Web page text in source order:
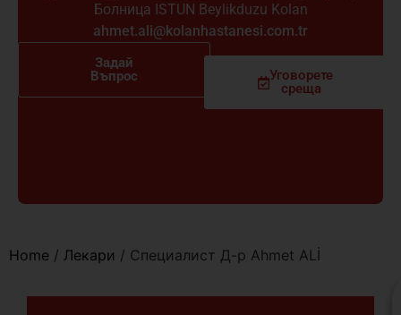
Болница ISTUN Beylikduzu Kolan
ahmet.ali@kolanhastanesi.com.tr
Задай
Въпрос
Уговорете
среща
Home / Лекари / Специалист Д-р Ahmet ALİ